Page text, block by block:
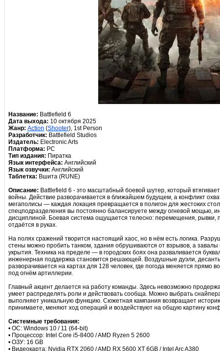
Название: Battlefield 6
Дата выхода: 10 октября 2025
Жанр: Action (Shooter), 1st Person
Разработчик: Battlefield Studios
Издатель: Electronic Arts
Платформа: PC
Тип издания: Пиратка
Язык интерфейса: Английский
Язык озвучки: Английский
Таблетка: Вшита (RUNE)
Описание: Battlefield 6 - это масштабный боевой шутер, который
войны. Действие разворачивается в ближайшем будущем, а конфликт
мегаполисы — каждая локация превращается в полигон для жестоких
спецподразделения вы постоянно балансируете между огневой мощью,
дисциплиной. Боевая система ощущается телесно: перемещения, рывки,
отдаётся в руках.
На полях сражений творится настоящий хаос, но в нём есть логика.
стены можно пробить танком, здания обрушиваются от взрывов, а
укрытия. Техника на пределе — в городских боях она разваливается
инженерная поддержка становится решающей. Воздушные дуэли,
разворачивается на картах для 128 человек, где погода меняется
под огнём артиллерии.
Главный акцент делается на работу команды. Здесь невозможно
умеет распределять роли и действовать сообща. Можно выбрать
выполняет уникальную функцию. Сюжетная кампания возвращает
принимаете, меняют ход операций и воздействуют на общую картину
Системные требования:
• ОС: Windows 10 / 11 (64-bit)
• Процессор: Intel Core i5-8400 / AMD Ryzen 5 2600
• ОЗУ: 16 GB
• Видеокарта: Nvidia RTX 2060 / AMD RX 5600 XT 6GB / Intel Arc A380